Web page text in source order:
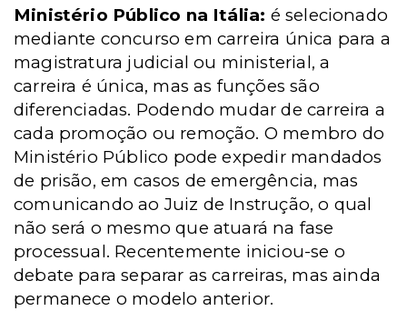
Ministério Público na Itália: é selecionado
mediante concurso em carreira única para a
magistratura judicial ou ministerial, a
carreira é única, mas as funções são
diferenciadas. Podendo mudar de carreira a
cada promoção ou remoção. O membro do
Ministério Público pode expedir mandados
de prisão, em casos de emergência, mas
comunicando ao Juiz de Instrução, o qual
não será o mesmo que atuará na fase
processual. Recentemente iniciou-se o
debate para separar as carreiras, mas ainda
permanece o modelo anterior.